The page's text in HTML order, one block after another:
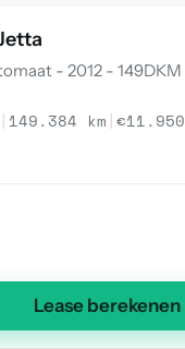
- 2012 - 149DKM
| 149.384 km |€11.950
Lease berekenen